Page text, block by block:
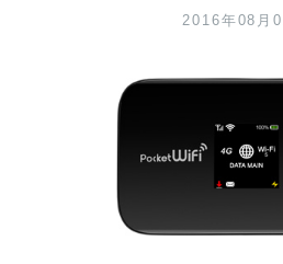
2016年08月